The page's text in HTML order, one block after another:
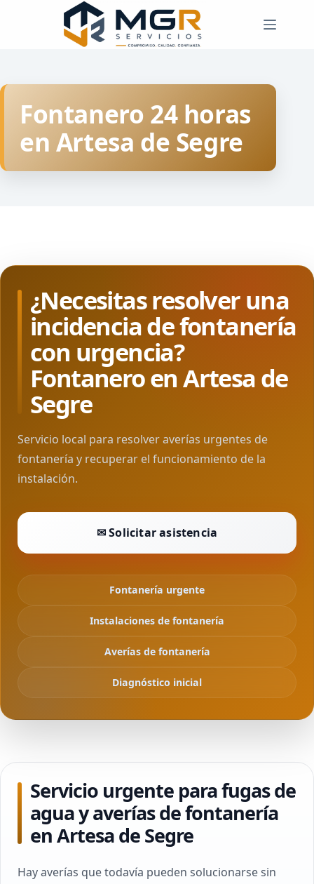
Fontanero 24 horas
en Artesa de Segre
¿Necesitas resolver una
incidencia de fontanería
con urgencia?
Fontanero en Artesa de
Segre
Servicio local para resolver averías urgentes de
fontanería y recuperar el funcionamiento de la
instalación.
✉ Solicitar asistencia
Fontanería urgente
Instalaciones de fontanería
Averías de fontanería
Diagnóstico inicial
Servicio urgente para fugas de
agua y averías de fontanería
en Artesa de Segre
Hay averías que todavía pueden solucionarse sin